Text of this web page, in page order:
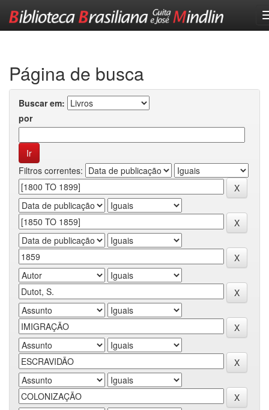
Página de busca
Buscar em:
por
Filtros correntes: